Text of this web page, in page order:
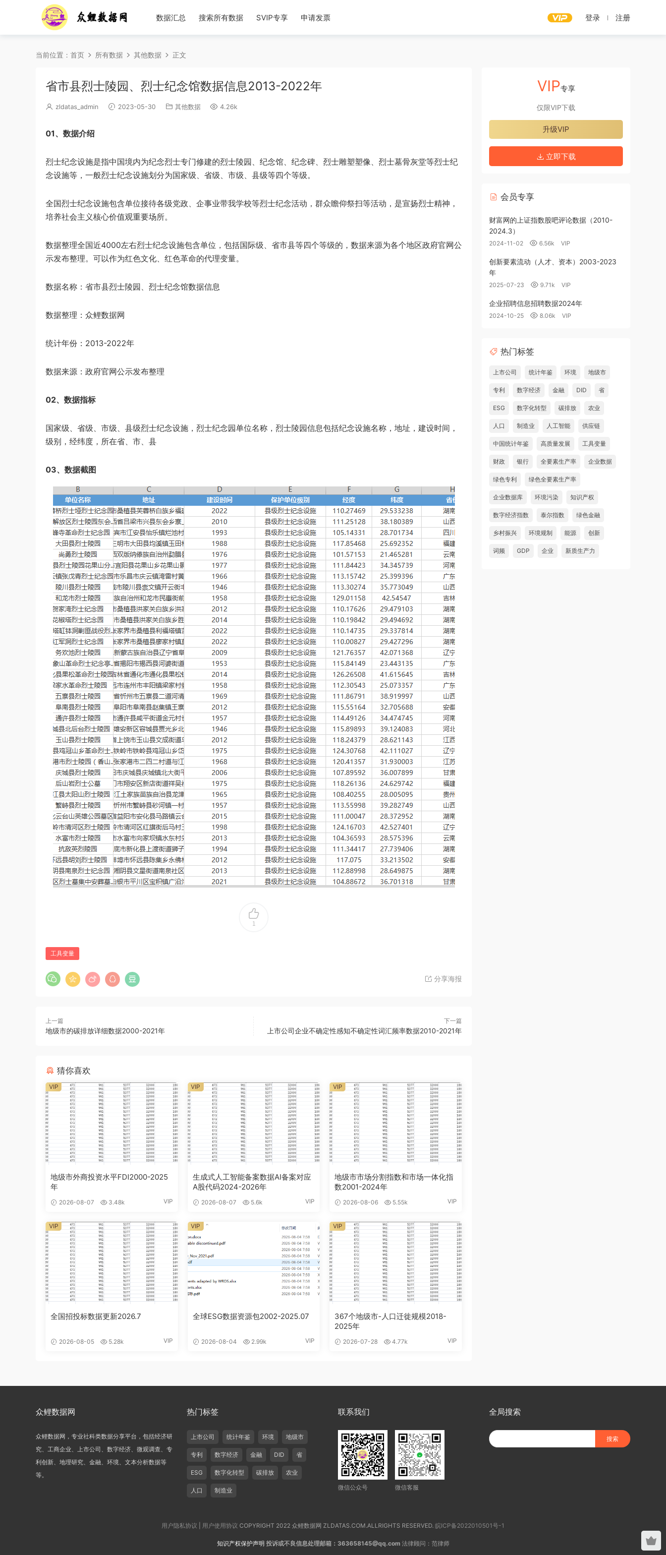
数据汇总 搜索所有数据 SVIP专享 申请发票 登录 注册
当前位置： 首页 所有数据 其他数据 正文
省市县烈士陵园、烈士纪念馆数据信息2013-2022年
zldatas_admin 2023-05-30 其他数据 4.26k
01、数据介绍
烈士纪念设施是指中国境内为纪念烈士专门修建的烈士陵园、纪念馆、纪念碑、烈士雕塑塑像、烈士墓骨灰堂等烈士纪
念设施等，一般烈士纪念设施划分为国家级、省级、市级、县级等四个等级​。
​全国烈士纪念设施包含单位接待各级党政、企事业带我学校等烈士纪念活动，群众瞻仰祭扫等活动，是宣扬烈士精神​，
培养社会主义核心价值观重要场所。
数据整理全国近4000左右烈士纪念设施包含单位，包括国际级、省市县等四个等级的，数据来源为各个地区政府官网​公
示发布整理。可以作为红色文化、红色革命的代理变量。
数据名称：省市县烈士陵园、烈士纪念馆数据信息
数据整理：众鲤数据网
统计年份：2013-2022年
数据来源：政府官网公示发布整理
02、数据指标
国家级、省级、市级、县级烈士纪念设施，烈士纪念园单位名称，烈士陵园信息包括纪念设施名称，地址，建设时间，
级别，经纬度，所在省、市、县
03、数据截图
1
工具变量
分享海报
上一篇
地级市的碳排放详细数据2000-2021年
下一篇
上市公司企业不确定性感知不确定性词汇频率数据2010-2021年
猜你喜欢
地级市外商投资水平FDI2000-2025
年
2026-08-07 3.48k VIP
VIP
生成式人工智能备案数据AI备案对应
A股代码2024-2026年
2026-08-07 5.6k VIP
VIP
地级市市场分割指数和市场一体化指
数2001-2024年
2026-08-06 5.55k VIP
VIP
全国招投标数据更新2026.7
2026-08-05 5.28k VIP
VIP
全球ESG数据资源包2002-2025.07
2026-08-04 2.99k VIP
VIP
367个地级市-人口迁徙规模2018-
2025年
2026-07-28 4.77k VIP
VIP
VIP专享
仅限VIP下载
升级VIP
立即下载
会员专享
财富网的上证指数股吧评论数据（2010-
2024.3）
2024-11-02 6.56k VIP
创新要素流动（人才、资本）2003-2023
年
2025-07-23 9.71k VIP
企业招聘信息招聘数据2024年
2024-10-25 8.06k VIP
热门标签
上市公司 统计年鉴 环境 地级市
专利 数字经济 金融 DID 省
ESG 数字化转型 碳排放 农业
人口 制造业 人工智能 供应链
中国统计年鉴 高质量发展 工具变量
财政 银行 全要素生产率 企业数据
绿色专利 绿色全要素生产率
企业数据库 环境污染 知识产权
数字经济指数 泰尔指数 绿色金融
乡村振兴 环境规制 能源 创新
词频 GDP 企业 新质生产力
众鲤数据网
众鲤数据网，专业社科类数据分享平台，包括经济研
究、工商企业、上市公司、数字经济、微观调查、专
利创新、地理研究、金融、环境、文本分析数据等
等。
热门标签
上市公司 统计年鉴 环境 地级市
专利 数字经济 金融 DID 省
ESG 数字化转型 碳排放 农业
人口 制造业
联系我们
微信公众号 微信客服
全局搜索
用户隐私协议 用户使用协议 COPYRIGHT 2022 众鲤数据网 ZLDATAS.COM.ALLRIGHTS RESERVED. 皖ICP备2022010501号-1
知识产权保护声明 投诉或不良信息处理邮箱：363658145@qq.com 法律顾问：范律师